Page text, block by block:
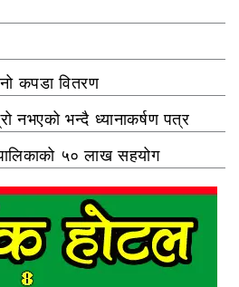
कपडा वितरण
नभएको भन्दै ध्यानाकर्षण पत्र
५० लाख सहयोग